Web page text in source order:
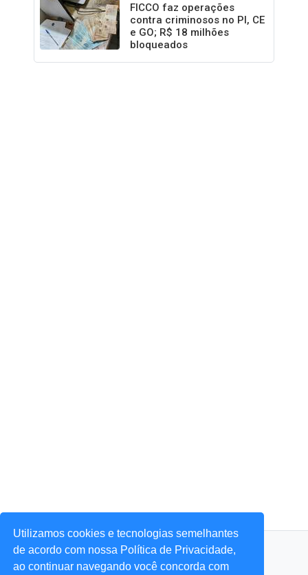
Utilizamos cookies e tecnologias semelhantes
de acordo com nossa Política de Privacidade,
ao continuar navegando você concorda com
FICCO faz operações
contra criminosos no PI, CE
e GO; R$ 18 milhões
bloqueados
© 2026 Portal Agora Sim! — Todos os direitos reservados.